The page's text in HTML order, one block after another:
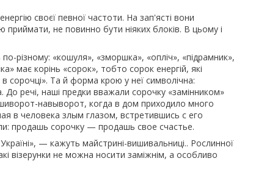
своєї певної частоти. На зап'ясті вони
не повинно бути ніяких блоків. В цьому і
різному: «кошуля», «зморшка», «опліч», «підрамник»,
має корінь «сорок», тобто сорок енергій, які
сорочці». Та й форма крою у неї символічна:
речі, наші предки вважали сорочку «замінником»
навыворот, когда в дом приходило много
в человека злым глазом, встретившись с его
продашь сорочку — продашь свое счастье.
— кажуть майстрині-вишивальниці.. Рослинної
візерунки не можна носити заміжнім, а особливо